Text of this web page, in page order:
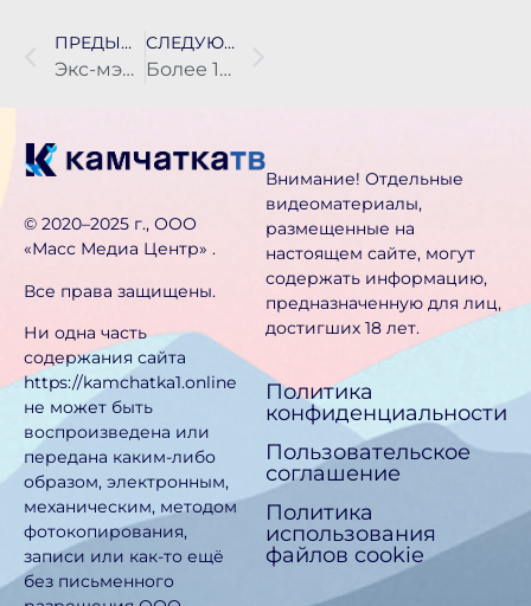
ПРЕДЫДУЩАЯ НОВОСТЬ
Экс-мэр Петропавловска Виталий Иваненко вышел на свободу условно-досрочно
СЛЕДУЮЩАЯ НОВОСТЬ
Более 1700 подростков в Петропавловске-Камчатском смогут заработать этим летом
©️ 2020–2025 г., ООО
«Масс Медиа Центр» .
Все права защищены.
Ни одна часть
содержания сайта
https://kamchatka1.online
не может быть
воспроизведена или
передана каким-либо
образом, электронным,
механическим, методом
фотокопирования,
записи или как-то ещё
без письменного
Внимание! Отдельные
видеоматериалы,
размещенные на
настоящем сайте, могут
содержать информацию,
предназначен­ную для лиц,
достигших 18 лет.
Политика
конфиденциальности
Пользовательское
соглашение
Политика
использования
файлов cookie